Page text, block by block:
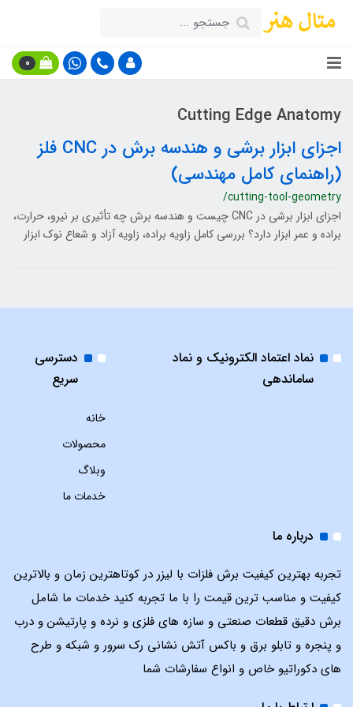
0
Cutting Edge Anatomy
اجزای ابزار برشی و هندسه برش در CNC فلز
(راهنمای کامل مهندسی)
/cutting-tool-geometry
اجزای ابزار برشی در CNC چیست و هندسه برش چه تأثیری بر نیرو، حرارت،
براده و عمر ابزار دارد؟ بررسی کامل زاویه براده، زاویه آزاد و شعاع نوک ابزار
نماد اعتماد الکترونیک و نماد
ساماندهی
دسترسی
سریع
خانه
محصولات
وبلاگ
خدمات ما
درباره ما
تجربه بهترین کیفیت برش فلزات با لیزر در کوتاهترین زمان و بالاترین
کیفیت و مناسب ترین قیمت را با ما تجربه کنید خدمات ما شامل
برش دقیق قطعات صنعتی و سازه های فلزی و نرده و پارتیشن و درب
و پنجره و تابلو برق و باکس آتش نشانی رک سرور و شبکه و طرح
های دکوراتیو خاص و انواع سفارشات شما